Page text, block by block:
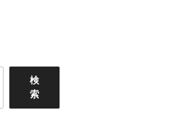
検
索